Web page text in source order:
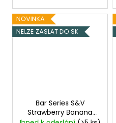
NOVINKA
NELZE ZASLAT DO SK
Bar Series S&V
Strawberry Banana